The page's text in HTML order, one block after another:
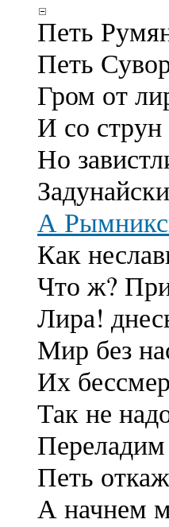
Петь
Петь
Гром от
И со струн
Но
А
Как
Что ж?
Лира!
Мир без
Их
Так не
Петь
А начнем